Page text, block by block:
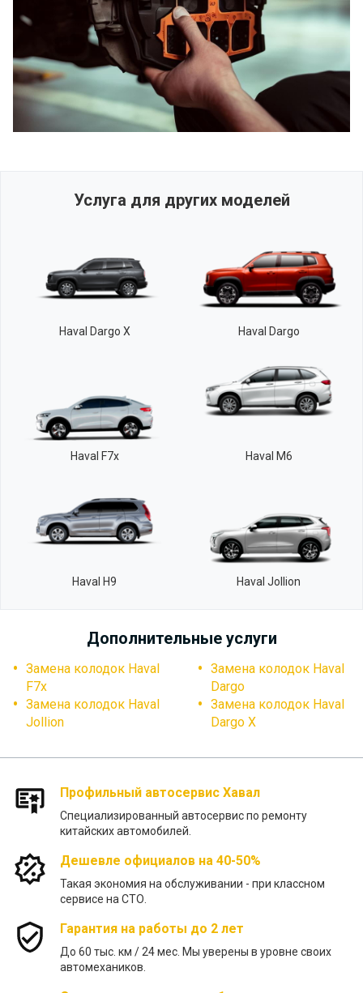
Услуга для других моделей
Haval Dargo X Haval Dargo
Haval F7x Haval M6
Haval H9 Haval Jollion
Дополнительные услуги
Замена колодок Haval
F7x
Замена колодок Haval
Jollion
Замена колодок Haval
Dargo
Замена колодок Haval
Dargo X
Профильный автосервис Хавал
Специализированный автосервис по ремонту
китайских автомобилей.
Дешевле официалов на 40-50%
Такая экономия на обслуживании - при классном
сервисе на СТО.
Гарантия на работы до 2 лет
До 60 тыс. км / 24 меc. Мы уверены в уровне своих
автомехаников.